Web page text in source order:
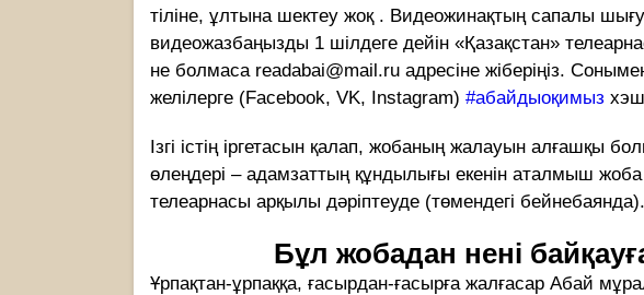
тіліне, ұлтына шектеу жоқ . Видеожинақтың сапалы
видеожазбаңызды 1 шілдеге дейін «Қазақстан»
не болмаса readabai@mail.ru адресіне жіберіңіз.
желілерге (Facebook, VK, Instagram) #абайдыоқимыз
Ізгі істің іргетасын қалап, жобаның жалауын алғашқы
өлеңдері – адамзаттың құндылығы екенін аталмыш жоба
телеарнасы арқылы дәріптеуде (төмендегі бейнебаянда).
Бұл жобадан нені
Ұрпақтан-ұрпаққа, ғасырдан-ғасырға жалғасар Абай